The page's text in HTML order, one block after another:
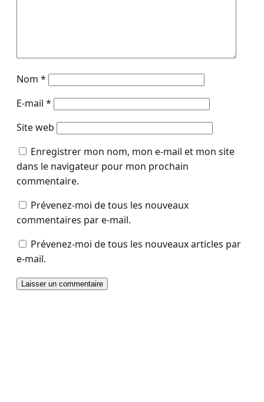
Nom *
E-mail *
Site web
Enregistrer mon nom, mon e-mail et mon site
dans le navigateur pour mon prochain
commentaire.
Prévenez-moi de tous les nouveaux
commentaires par e-mail.
Prévenez-moi de tous les nouveaux articles par
e-mail.